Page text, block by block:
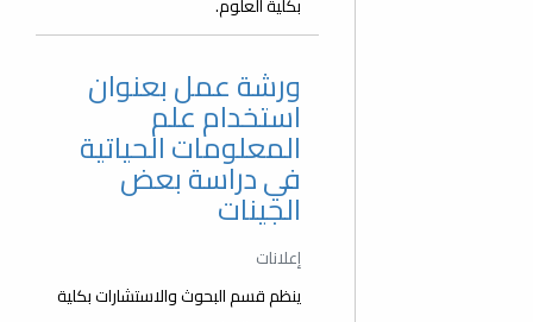
ينظم قسم البحوث والاستشارات بكلية